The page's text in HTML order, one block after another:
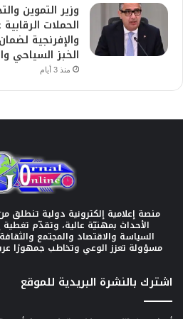
وزير التموين
الحملات
والإفرنجية
الخبز السياحي
منذ 3 أيام
منصة إعلامية إلكترونية دولية تنطلق
الأحداث بمهنيّة عالية، وتقدّم
السياسة والاقتصاد والمجتمع
مسؤولة تعزز الوعي وتخاطب جمهورًا
اشترك بالنشرة البريدية للموقع